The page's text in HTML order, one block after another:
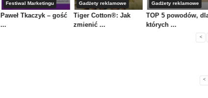
Festiwal Marketingu
Paweł Tkaczyk – gość
...
Gadżety reklamowe
Tiger Cotton®: Jak
zmienić ...
Gadżety reklamowe
TOP 5 powodów,
których ...
<
<